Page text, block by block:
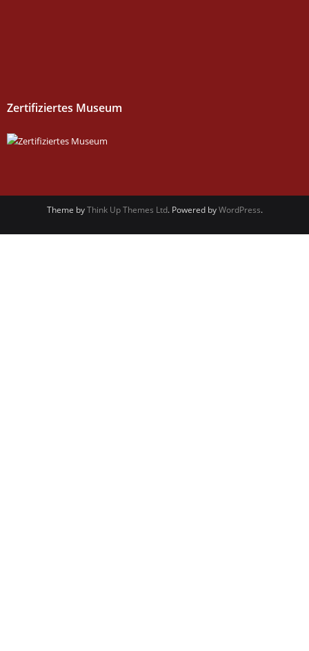
Zertifiziertes Museum
Theme byThink Up Themes Ltd. Powered byWordPress.